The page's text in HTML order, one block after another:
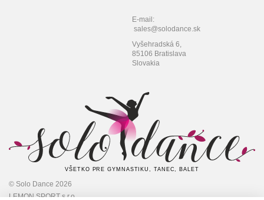
E-mail:
sales@solodance.sk
Vyšehradská 6,
85106 Bratislava
Slovakia
VŠETKO PRE GYMNASTIKU, TANEC, BALET
© Solo Dance 2026
LEMON SPORT s.r.o